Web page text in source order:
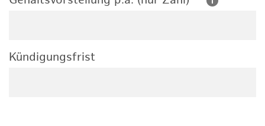
Kündigungsfrist